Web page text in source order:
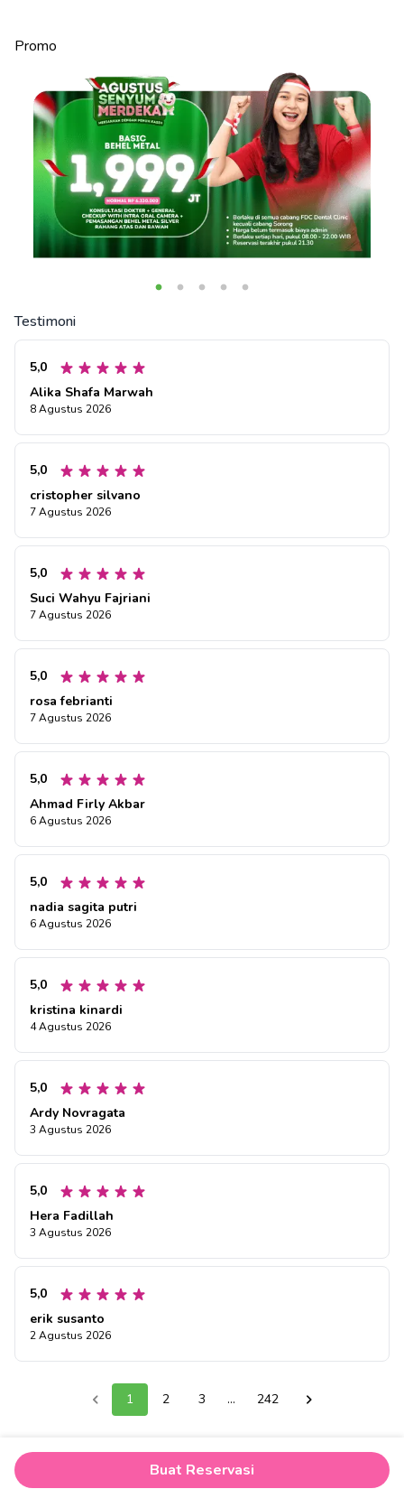
Promo
Testimoni
5,0
Alika Shafa Marwah
8 Agustus 2026
5,0
cristopher silvano
7 Agustus 2026
5,0
Suci Wahyu Fajriani
7 Agustus 2026
5,0
rosa febrianti
7 Agustus 2026
5,0
Ahmad Firly Akbar
6 Agustus 2026
5,0
nadia sagita putri
6 Agustus 2026
5,0
kristina kinardi
4 Agustus 2026
5,0
Ardy Novragata
3 Agustus 2026
5,0
Hera Fadillah
3 Agustus 2026
5,0
erik susanto
2 Agustus 2026
1 2 3 ... 242
Buat Reservasi